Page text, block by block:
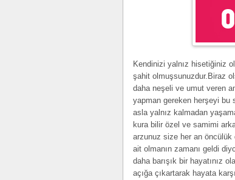
Kendinizi yalnız hisetiğiniz
şahit olmuşsunuzdur.Biraz
daha neşeli ve umut veren
yapman gereken herşeyi bu
asla yalnız kalmadan
kura bilir özel ve samimi
arzunuz size her an öncülük
ait olmanın zamanı geldi
daha barışık bir hayatınız
açığa çıkartarak hayata